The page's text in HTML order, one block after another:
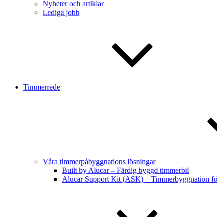
Nyheter och artiklar
Lediga jobb
Timmerrede
Våra timmerpåbyggnations lösningar
Built by Alucar – Färdig byggd timmerbil
Alucar Support Kit (ASK) – Timmerbyggnation